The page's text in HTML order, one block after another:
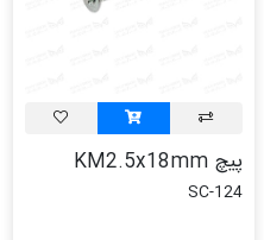
پیچ KM2.5x18mm
SC-124